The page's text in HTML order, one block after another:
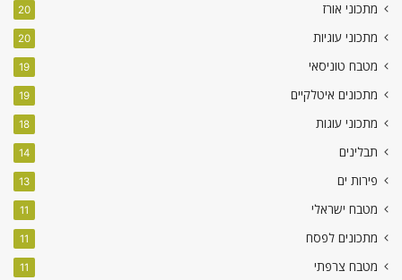
מתכוני אורז 20
מתכוני עוגיות 20
מטבח טוניסאי 19
מתכונים איטלקיים 19
מתכוני עוגות 18
תבלינים 14
פירות ים 13
מטבח ישראלי 11
מתכונים לפסח 11
מטבח צרפתי 11